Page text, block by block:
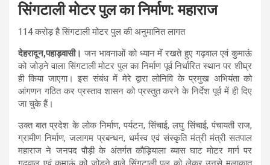
सिंगटाली मोटर पुल का निर्माण: महाराज
114 करोड़ है सिंगटाली मोटर पुल की अनुमानित लागत
देहरादून,पहाड़वासी। जन भावनाओं को ध्यान में रखते हुए गढ़वाल एवं कुमाऊं
को जोड़ने वाला सिंगटाली मोटर पुल का निर्माण पूर्व निर्धारित स्थान पर शीघ्र
ही किया जाएगा। इस संबंध में मेरे द्वारा लोनिवि के प्रमुख अभियंता को
आंगणन गठित कर प्रस्ताव शासन को प्रस्तुत करने के निर्देश पूर्व में ही दिए
जा चुके हैं।
उक्त बात प्रदेश के लोक निर्माण, पर्यटन, सिंचाई, लघु सिंचाई, पंचायती राज,
ग्रामीण निर्माण, जलागम प्रबन्धन, धर्मस्व एवं संस्कृति मंत्री मंत्री सतपाल
महाराज ने जनपद पौड़ी के अंतर्गत कौड़ियाला ब्यास घाट मोटर मार्ग पर